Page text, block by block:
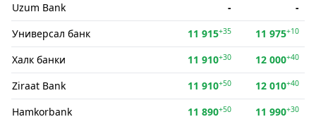
Uzum Bank -
-
Универсал банк
11 915+35 11 975+10
Халк банки 11 910+30 12 000+40
Ziraat Bank 11 910+50 12 010+40
Hamkorbank 11 890+50 11 990+30